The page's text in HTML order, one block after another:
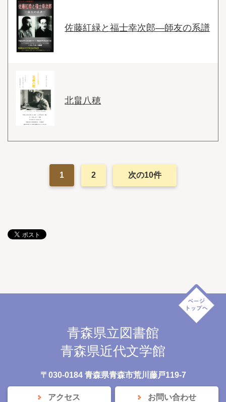
佐藤紅緑と福士幸次郎―師友の系譜
北畠八穂
1 2 次の10件
青森県立図書館
青森県近代文学館
〒030-0184 青森県青森市荒川藤戸119-7
アクセス お問い合わせ